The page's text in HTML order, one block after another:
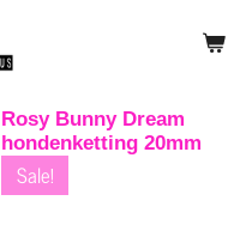
Rosy Bunny Dream
hondenketting 20mm
Sale!